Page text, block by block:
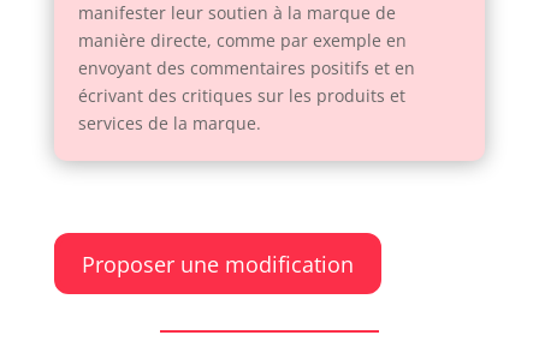
manifester leur soutien à la marque de
manière directe, comme par exemple en
envoyant des commentaires positifs et en
écrivant des critiques sur les produits et
services de la marque.
Proposer une modification